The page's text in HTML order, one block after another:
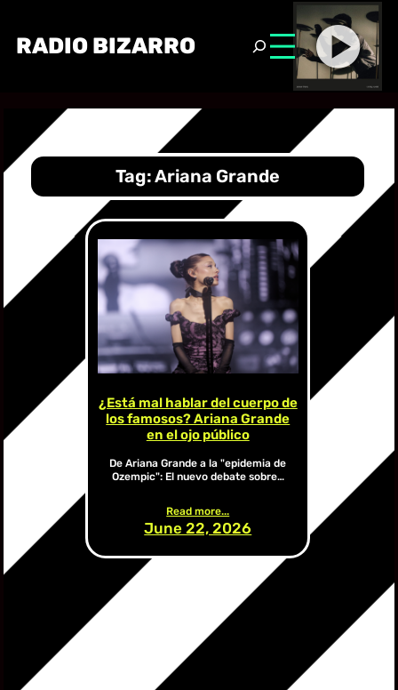
RADIO BIZARRO
Tag:Ariana Grande
¿Está mal hablar del cuerpo de
los famosos? Ariana Grande
en el ojo público
De Ariana Grande a la "epidemia de
Ozempic": El nuevo debate sobre…
Read more...
June 22, 2026